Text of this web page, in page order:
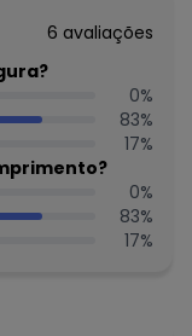
Algodão
6 avaliações
0%
83%
17%
0%
83%
17%